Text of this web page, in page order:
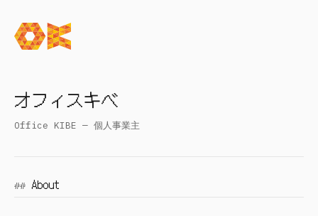
オフィスキベ
Office KIBE — 個人事業主
About